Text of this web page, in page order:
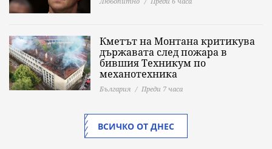
Кметът на Монтана критикува
държавата след пожара в
бившия Техникум по
механотехника
България Преди 7 часа
ВСИЧКО ОТ ДНЕС